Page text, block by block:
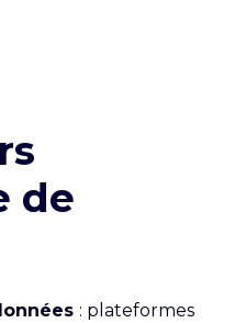
de
: plateformes